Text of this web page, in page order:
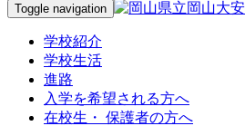
Toggle navigation
学校紹介
学校生活
進路
入学を希望される方へ
在校生・ 保護者の方へ